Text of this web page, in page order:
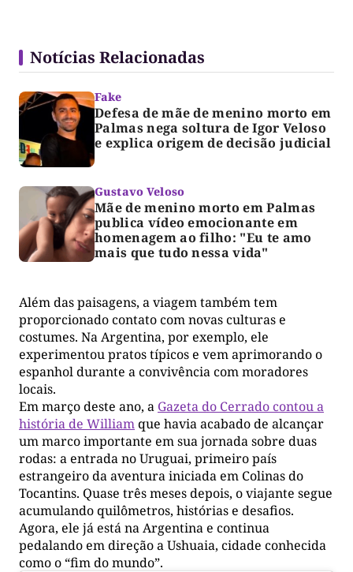
Notícias Relacionadas
Fake
Defesa de mãe de menino morto em
Palmas nega soltura de Igor Veloso
e explica origem de decisão judicial
Gustavo Veloso
Mãe de menino morto em Palmas
publica vídeo emocionante em
homenagem ao filho: "Eu te amo
mais que tudo nessa vida"
Além das paisagens, a viagem também tem
proporcionado contato com novas culturas e
costumes. Na Argentina, por exemplo, ele
experimentou pratos típicos e vem aprimorando o
espanhol durante a convivência com moradores
locais.
Em março deste ano, a Gazeta do Cerrado contou a
história de Williamque havia acabado de alcançar
um marco importante em sua jornada sobre duas
rodas: a entrada no Uruguai, primeiro país
estrangeiro da aventura iniciada em Colinas do
Tocantins. Quase três meses depois, o viajante segue
acumulando quilômetros, histórias e desafios.
Agora, ele já está na Argentina e continua
pedalando em direção a Ushuaia, cidade conhecida
como o “fim do mundo”.